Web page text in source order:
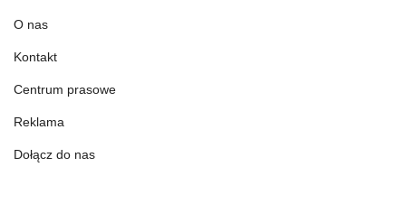
O nas
Kontakt
Centrum prasowe
Reklama
Dołącz do nas